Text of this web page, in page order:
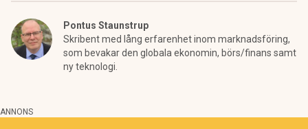
Pontus Staunstrup
Skribent med lång erfarenhet inom marknadsföring,
som bevakar den globala ekonomin, börs/finans samt
ny teknologi.
ANNONS